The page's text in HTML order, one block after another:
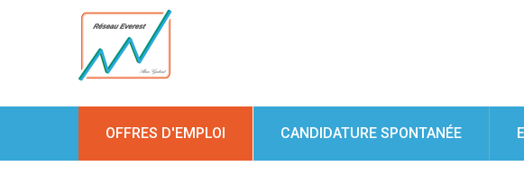
OFFRES D'EMPLOI CANDIDATURE SPONTANÉE